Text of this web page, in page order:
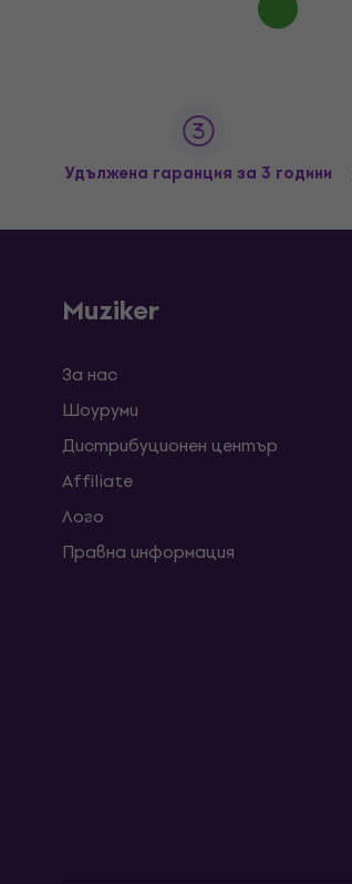
Удължена гаранция за 3 години
Muziker
За нас
Шоуруми
Дистрибуционен център
Affiliate
Лого
Правна информация